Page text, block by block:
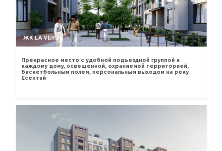
ЖК LA VERDE
Прекрасное место с удобной подъездной группой к
каждому дому, освещенной, охраняемой территорией,
баскетбольным полем, персональным выходом на реку
Есентай